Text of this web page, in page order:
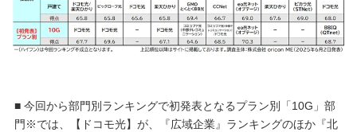
■ 今回から部門別ランキングで初発表となるプラン別「10G」部
門※では、【ドコモ光】が、『広域企業』ランキングのほか『北